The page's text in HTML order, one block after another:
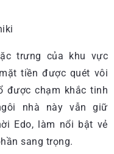
trưng của khu vực
tiền được quét vôi
được chạm khắc tinh
nhà này vẫn giữ
Edo, làm nổi bật vẻ
sang trọng.